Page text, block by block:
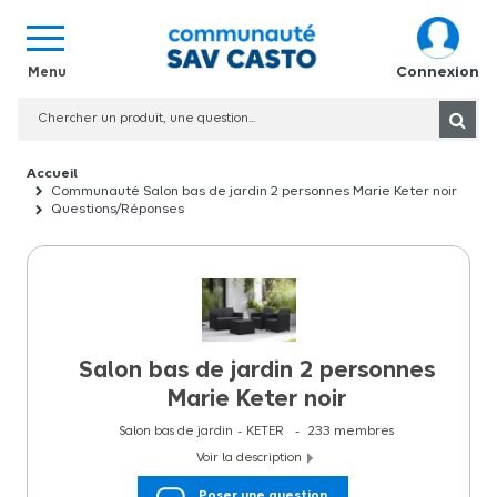
Connexion
Communauté Salon bas de jardin 2 personnes Marie Keter noir
Questions/Réponses
Salon bas de jardin 2 personnes
Marie Keter noir
Salon bas de jardin KETER 233 membres
Voir la description